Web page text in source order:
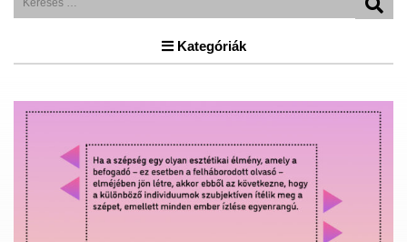
Kategóriák